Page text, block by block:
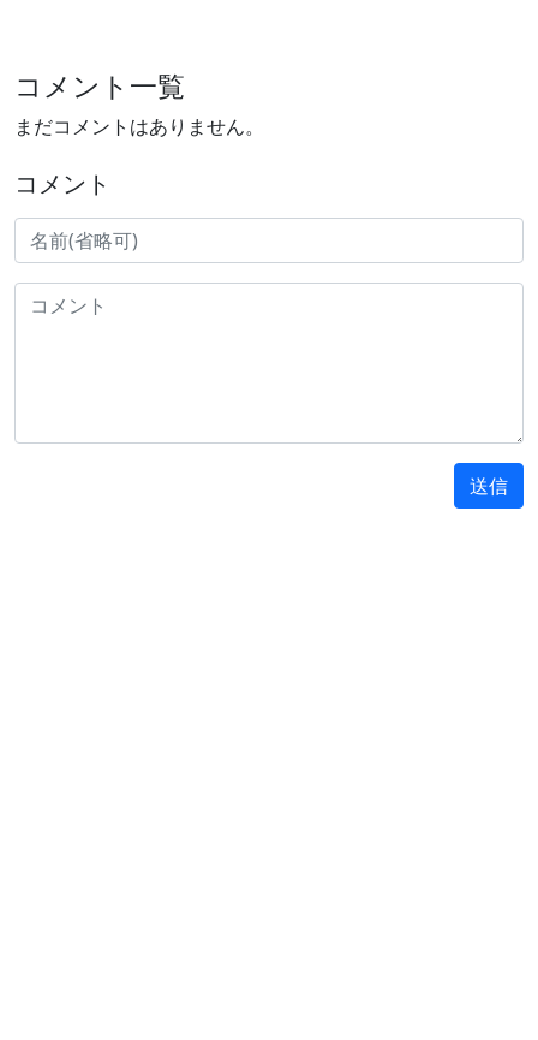
コメント一覧
まだコメントはありません。
コメント
送信